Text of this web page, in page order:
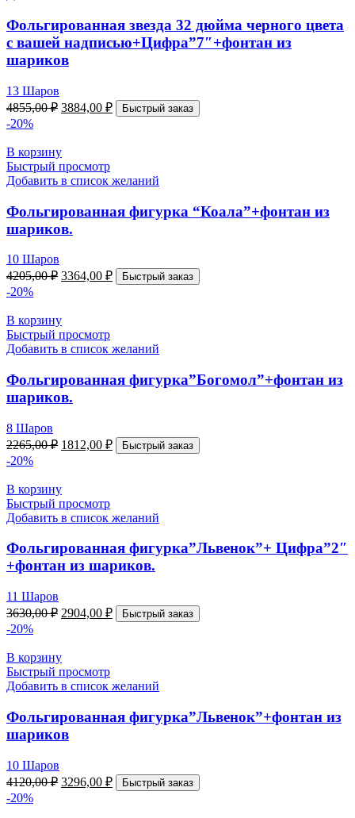
Фольгированная звезда 32 дюйма черного цвета
с вашей надписью+Цифра”7″+фонтан из
шариков
13 Шаров
4855,00₽ 3884,00 ₽ Быстрый заказ
-20%
В корзину
Быстрый просмотр
Добавить в список желаний
Фольгированная фигурка “Коала”+фонтан из
шариков.
10 Шаров
4205,00₽ 3364,00 ₽ Быстрый заказ
-20%
В корзину
Быстрый просмотр
Добавить в список желаний
Фольгированная фигурка”Богомол”+фонтан из
шариков.
8 Шаров
2265,00₽ 1812,00 ₽ Быстрый заказ
-20%
В корзину
Быстрый просмотр
Добавить в список желаний
Фольгированная фигурка”Львенок”+ Цифра”2″
+фонтан из шариков.
11 Шаров
3630,00₽ 2904,00 ₽ Быстрый заказ
-20%
В корзину
Быстрый просмотр
Добавить в список желаний
Фольгированная фигурка”Львенок”+фонтан из
шариков
10 Шаров
4120,00₽ 3296,00 ₽ Быстрый заказ
-20%